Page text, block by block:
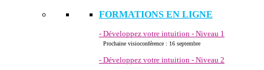
FORMATIONS EN LIGNE
- Développez votre intuition - Niveau 1
Prochaine visioconférence : 16 septembre
- Développez votre intuition - Niveau 2